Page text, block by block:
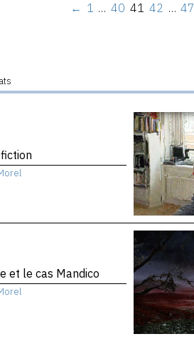
← 1 … 40 41 42 … 47
et le cas Mandico